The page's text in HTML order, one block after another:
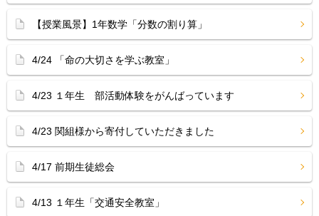
【授業風景】1年数学「分数の割り算」
4/24 「命の大切さを学ぶ教室」
4/23 １年生 部活動体験をがんばっています
4/23 関組様から寄付していただきました
4/17 前期生徒総会
4/13 １年生「交通安全教室」